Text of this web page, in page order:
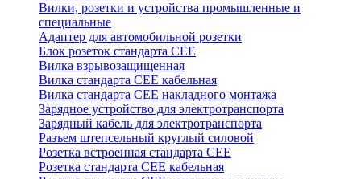
Вилки, розетки и устройства промышленные и
специальные
Адаптер для автомобильной розетки
Блок розеток стандарта CEE
Вилка взрывозащищенная
Вилка стандарта CEE кабельная
Вилка стандарта CEE накладного монтажа
Зарядное устройство для электротранспорта
Зарядный кабель для электротранспорта
Разъем штепсельный круглый силовой
Розетка встроенная стандарта CEE
Розетка стандарта СЕЕ кабельная